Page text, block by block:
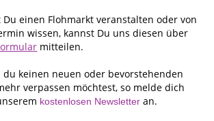
Du einen Flohmarkt veranstalten oder von
wissen, kannst Du uns diesen über
mitteilen.
du keinen neuen oder bevorstehenden
verpassen möchtest, so melde dich
kostenlosen Newsletter an.